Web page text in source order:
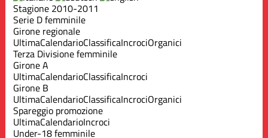
Stagione 2010-2011
Serie D femminile
Girone regionale
UltimaCalendarioClassificaIncrociOrganici
Terza Divisione femminile
Girone A
UltimaCalendarioClassificaIncroci
Girone B
UltimaCalendarioClassificaIncrociOrganici
Spareggio promozione
UltimaCalendarioIncroci
Under-18 femminile